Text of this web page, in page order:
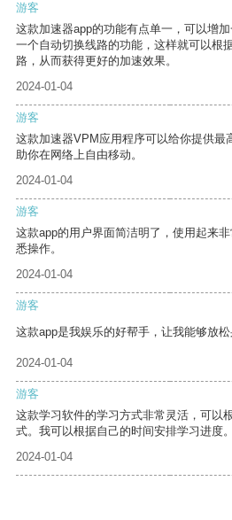
游客
这款加速器app的功能有点单一，可以增
一个自动切换线路的功能，这样就可以根
路，从而获得更好的加速效果。
2024-01-04
游客
这款加速器VPM应用程序可以给你提供最
助你在网络上自由移动。
2024-01-04
游客
这款app的用户界面简洁明了，使用起来
悉操作。
2024-01-04
游客
这款app是我娱乐的好帮手，让我能够放松
2024-01-04
游客
这款学习软件的学习方式非常灵活，可以
式。我可以根据自己的时间安排学习进度。
2024-01-04